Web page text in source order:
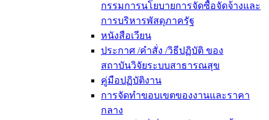
กรรมการนโยบายการจัดซื้อจัดจ้างและ
การบริหารพัสดุภาครัฐ
หนังสือเวียน
ประกาศ /คำสั่ง /วิธีปฏิบัติ ของ
สถาบันวิจัยระบบสาธารณสุข
คู่มือปฏิบัติงาน
การจัดทำขอบเขตของงานและราคา
กลาง